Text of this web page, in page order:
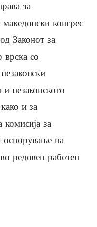
за
македонски конгрес
Законот за
врска со
незаконското
и за
комисија за
оспорување на
редовен работен